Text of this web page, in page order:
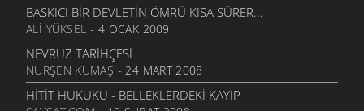
BIR KUCAK ODUNA BIR SAKIZ
KÜLTÜR VE SANAT- 6 EYLÜL 2006
ELMA VE ELMA SIRKESININ FAYDALARI
YAŞAM- 24 MAYIS 2006
AH O PIKAPLAR
BASKICI BIR DEVLETIN ÖMRÜ KISA SÜRER...
ALI YÜKSEL - 4 OCAK 2009
NEVRUZ TARIHÇESI
NURŞEN KUMAŞ - 24 MART 2008
HITIT HUKUKU - BELLEKLERDEKI KAYIP